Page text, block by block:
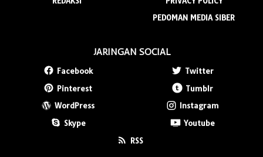
PEDOMAN MEDIA SIBER
JARINGAN SOCIAL
Facebook
Twitter
Pinterest
Tumblr
WordPress
Instagram
Skype
Youtube
RSS